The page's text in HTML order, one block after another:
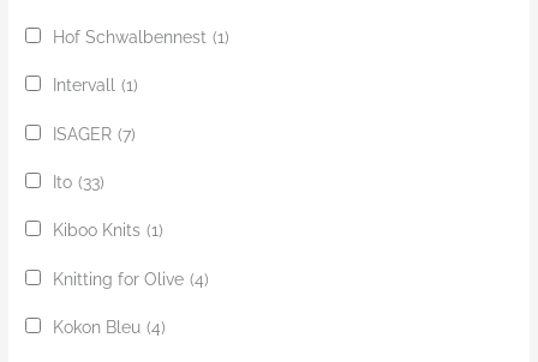
Hof Schwalbennest (1)
Intervall (1)
ISAGER (7)
Ito (33)
Kiboo Knits (1)
Knitting for Olive (4)
Kokon Bleu (4)